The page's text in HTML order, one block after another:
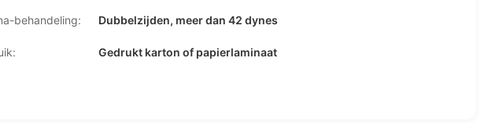
behandeling: Dubbelzijden, meer dan 42 dynes
Gedrukt karton of papierlaminaat